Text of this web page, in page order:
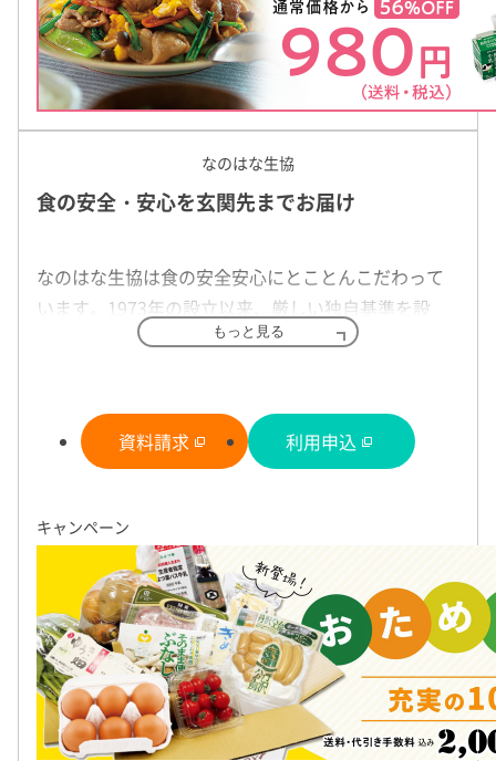
画していますので、ホームページやインスタグラム(常総生活協
ください。
手抜きではなく「手間抜き」ができるミー
ルキットなどもご用意しています。
今日はちょっと楽したいけど家族の健康も気になる...といった声
ト済み材料と調理タレ付き)や、温めるだけの簡単おかずもあり
着色料など人工的な添加物は一切使用していないので、市販のも
の味をお楽しみいただけます。
忙しいお母さんの代わりに料理の下準備がしてあります。手抜き
「疑わしいものは使用しない」を原則に許
容している添加物は国の基準のおよそ1/1
0
目になります。生活クラブで許容している食品添加物はわずか
※原材料のキャリーオーバー及び粉ミルクの栄養素は除く。安全
活クラブがもっとも大切にしている原則です。生活クラブは生
特長をさらに詳しく見る
の声を聞きながら、改良を重ねています
時短で簡単に一品が完成する冷凍ミールキットや、湯せん・レ
など、毎日の食事づくりを手助けする冷凍食品を種類豊富に取
人と人とのつながりを大切にする、コープ
ならではの取り組みです
産地や生産者が明らかで、生い立ちがはっきりとわかる「産直」
特長
基本情報
カタログ・
商品
割引・特典
オリジナルアイテムは850品以上
するために、効率優先ではなくこだわりを持ち大切に生産してい
原料を中心に使い、化学調味料に頼らず素材本来の味わいを大切
も行っているため、小さなお子様も安心です。
週に1回、ご自宅にお届け
週に1回決まった曜日に配達担当が、ご注文の商品を玄関前まで
まっているから、ライフスタイルに合わせて計画的にお買いもの
商品は冷凍・冷蔵・青果・常温の４つ温度帯に適した梱包でお届
ールでセキュリティにも配慮していますのでご不在時でも安心で
なのはな生協
食の安全・安心を玄関先までお届け
なのはな生協は食の安全安心にとことんこだわって
います。1973年の設立以来、厳しい独自基準を設
け、国産を基本とし、生産者と二人三脚で歩んでき
カタログ・
商品
割引・特典
なのはな生協では独自基準を設けています
原材料・製造工程あるいは栽培過程が明確であり、厳しい独自基
な商品をお届けしています。
もっと見る
資料請求 利用申込
キャンペーン